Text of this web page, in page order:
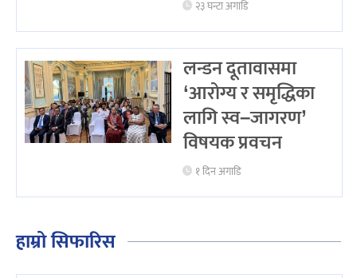
२३ घन्टा अगाडि
लन्डन दूतावासमा
‘आरोग्य र समृद्धिका
लागि स्व–जागरण’
विषयक प्रवचन
१ दिन अगाडि
हाम्रो सिफारिस